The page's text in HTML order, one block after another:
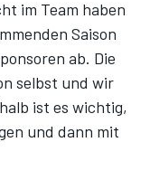
im Team haben
Saison
ab. Die
selbst und wir
ist es wichtig,
und dann mit